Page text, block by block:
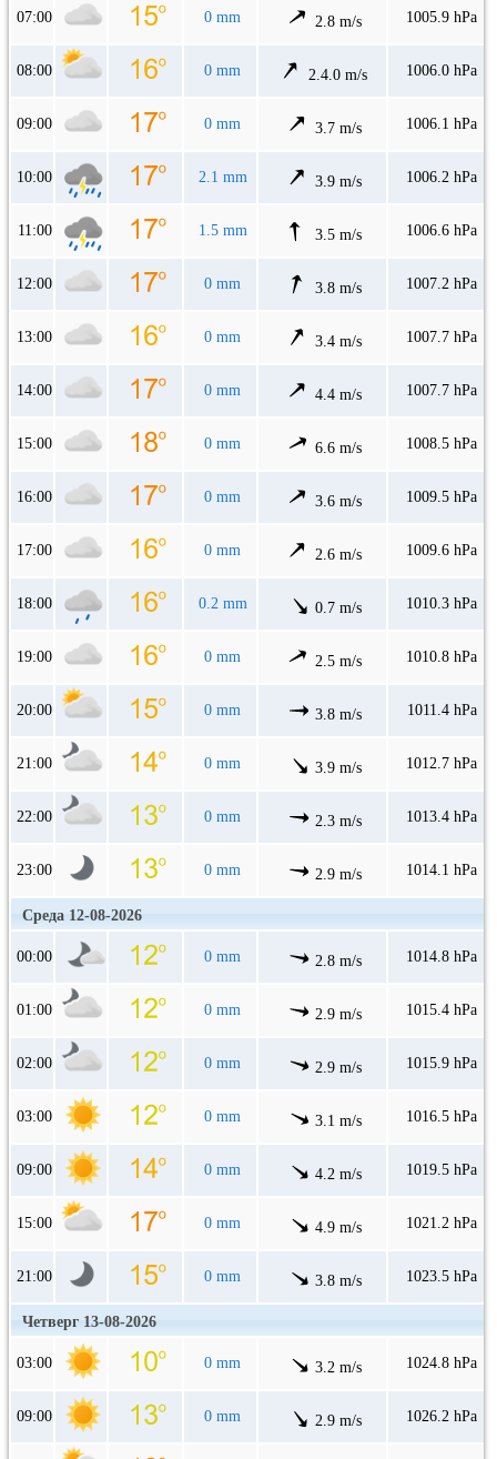
07:00 0 mm 2.8 m/s 1005.9 hPa
08:00 0 mm 2.4.0 m/s 1006.0 hPa
09:00 0 mm 3.7 m/s 1006.1 hPa
10:00 2.1 mm 3.9 m/s 1006.2 hPa
11:00 1.5 mm 3.5 m/s 1006.6 hPa
12:00 0 mm 3.8 m/s 1007.2 hPa
13:00 0 mm 3.4 m/s 1007.7 hPa
14:00 0 mm 4.4 m/s 1007.7 hPa
15:00 0 mm 6.6 m/s 1008.5 hPa
16:00 0 mm 3.6 m/s 1009.5 hPa
17:00 0 mm 2.6 m/s 1009.6 hPa
18:00 0.2 mm 0.7 m/s 1010.3 hPa
19:00 0 mm 2.5 m/s 1010.8 hPa
20:00 0 mm 3.8 m/s 1011.4 hPa
21:00 0 mm 3.9 m/s 1012.7 hPa
22:00 0 mm 2.3 m/s 1013.4 hPa
23:00 0 mm 2.9 m/s 1014.1 hPa
Среда 12-08-2026
00:00 0 mm 2.8 m/s 1014.8 hPa
01:00 0 mm 2.9 m/s 1015.4 hPa
02:00 0 mm 2.9 m/s 1015.9 hPa
03:00 0 mm 3.1 m/s 1016.5 hPa
09:00 0 mm 4.2 m/s 1019.5 hPa
15:00 0 mm 4.9 m/s 1021.2 hPa
21:00 0 mm 3.8 m/s 1023.5 hPa
Четверг 13-08-2026
03:00 0 mm 3.2 m/s 1024.8 hPa
09:00 0 mm 2.9 m/s 1026.2 hPa